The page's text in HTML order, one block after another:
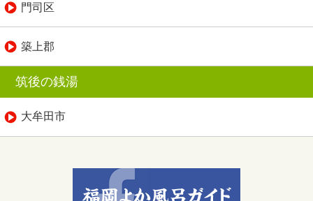
門司区
築上郡
筑後の銭湯
大牟田市